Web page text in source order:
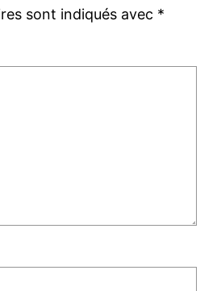
sont indiqués avec *